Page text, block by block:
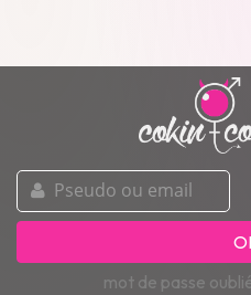
pseudo
ou
email
mot de passe